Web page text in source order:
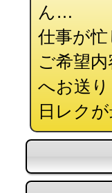
ん…
仕事が
ご希望
へお送り
日レク